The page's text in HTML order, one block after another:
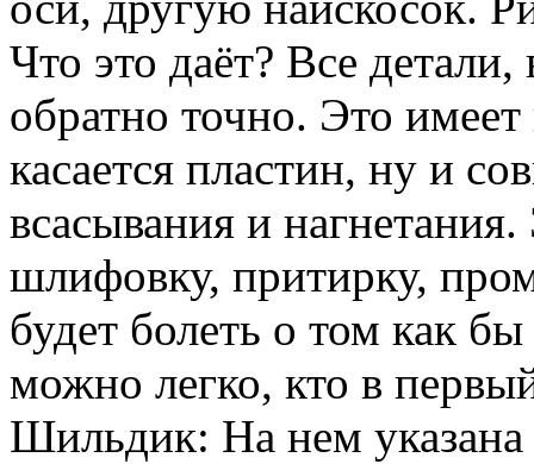
Что это даёт? Все
обратно точно. Это
касается пластин, ну и
всасывания и
шлифовку, притирку,
будет болеть о том как
можно легко, кто в
Шильдик: На нем